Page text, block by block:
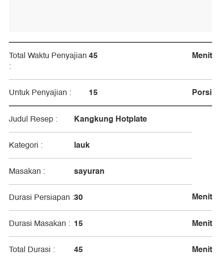
Total Waktu Penyajian
:
45 Menit
Untuk Penyajian : 15 Porsi
Judul Resep : Kangkung Hotplate
Kategori : lauk
Masakan : sayuran
Durasi Persiapan :30 Menit
Durasi Masakan : 15 Menit
Total Durasi : 45 Menit